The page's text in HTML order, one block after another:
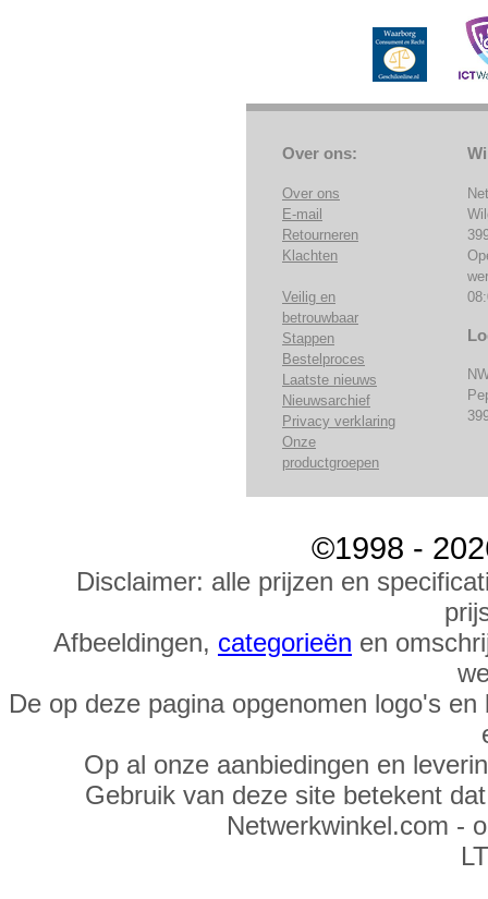
Over ons:
Over ons
E-mail
Retourneren
Klachten
Veilig en
betrouwbaar
Stappen
Bestelproces
Laatste nieuws
Nieuwsarchief
Privacy verklaring
Onze
productgroepen
©1998 -
Disclaimer: alle prijzen en
Afbeeldingen, categorieën en
De op deze pagina opgenomen logo's
Op al onze aanbiedingen en
Gebruik van deze site betekent
Netwerkwinkel.com -